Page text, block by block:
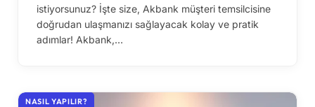
istiyorsunuz? İşte size, Akbank müşteri temsilcisine
doğrudan ulaşmanızı sağlayacak kolay ve pratik
adımlar! Akbank,…
NASIL YAPILIR?